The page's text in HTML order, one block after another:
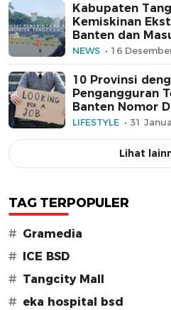
Kabupaten
Kemiskinan
Banten dan
Korupsi Versi
NEWS 16
10 Provinsi
Pengangguran
Banten Nomor
LIFESTYLE 31
Lihat
TAG TERPOPULER
# Gramedia
#
ICE BSD
# Tangcity Mall
# eka hospital bsd